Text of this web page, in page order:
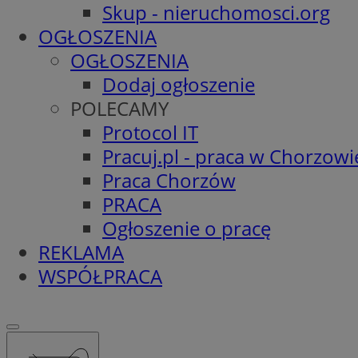
Skup - nieruchomosci.org
OGŁOSZENIA
OGŁOSZENIA
Dodaj ogłoszenie
POLECAMY
Protocol IT
Pracuj.pl - praca w
Praca Chorzów
PRACA
Ogłoszenie o pracę
REKLAMA
WSPÓŁPRACA